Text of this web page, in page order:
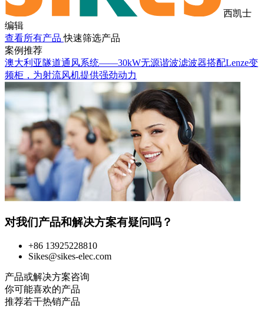
西凯士
编辑
查看所有产品 快速筛选产品
案例推荐
澳大利亚隧道通风系统——30kW无源谐波滤波器搭配Lenze变
频柜，为射流风机提供强劲动力
对我们产品和解决方案有疑问吗？
+86 13925228810
Sikes@sikes-elec.com
产品或解决方案咨询
你可能喜欢的产品
推荐若干热销产品